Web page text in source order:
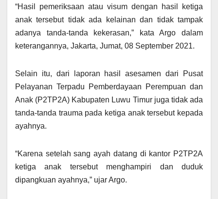
“Hasil pemeriksaan atau visum dengan hasil ketiga
anak tersebut tidak ada kelainan dan tidak tampak
adanya tanda-tanda kekerasan,” kata Argo dalam
keterangannya, Jakarta, Jumat, 08 September 2021.
Selain itu, dari laporan hasil asesamen dari Pusat
Pelayanan Terpadu Pemberdayaan Perempuan dan
Anak (P2TP2A) Kabupaten Luwu Timur juga tidak ada
tanda-tanda trauma pada ketiga anak tersebut kepada
ayahnya.
“Karena setelah sang ayah datang di kantor P2TP2A
ketiga anak tersebut menghampiri dan duduk
dipangkuan ayahnya,” ujar Argo.